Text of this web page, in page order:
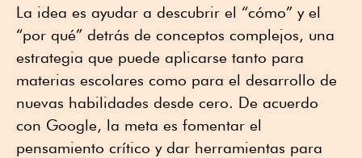
La idea es ayudar a descubrir el “cómo” y el
“por qué” detrás de conceptos complejos, una
estrategia que puede aplicarse tanto para
materias escolares como para el desarrollo de
nuevas habilidades desde cero. De acuerdo
con Google, la meta es fomentar el
pensamiento crítico y dar herramientas para